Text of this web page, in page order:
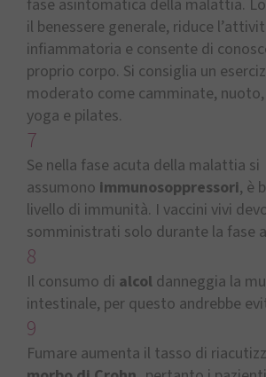
fase asintomatica della malattia.
il benessere generale, riduce
infiammatoria e consente di
proprio corpo. Si consiglia un
moderato come camminate,
yoga e pilates.
7
Se nella fase acuta della malattia si
assumono immunosoppressori, è
livello di immunità. I vaccini vivi
somministrati solo durante la fase
8
Il consumo di alcol danneggia la
intestinale, per questo andrebbe
9
Fumare aumenta il tasso di